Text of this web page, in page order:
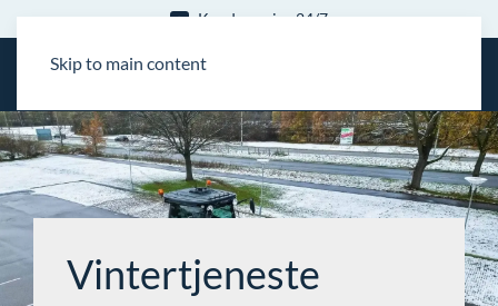
Skip to main content
Kundeservice 24/7
Vintertjeneste